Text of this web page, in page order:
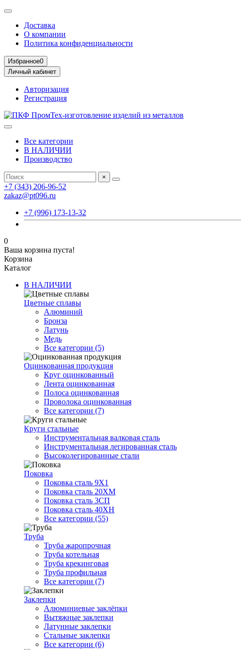
Доставка
О компании
Политика конфиденциальности
Избранное0
Личный кабинет
Авторизация
Регистрация
Все категории
В НАЛИЧИИ
Производство
×
+7 (343) 206-96-52
zakaz@pt096.ru
+7 (996) 173-13-32
0
Ваша корзина пуста!
Корзина
Каталог
В НАЛИЧИИ
Цветные сплавы
Алюминий
Бронза
Латунь
Медь
Все категории (5)
Оцинкованная продукция
Круг оцинкованный
Лента оцинкованная
Полоса оцинкованная
Проволока оцинкованная
Все категории (7)
Круги стальные
Инструментальная валковая сталь
Инструментальная легированная сталь
Высоколегированные стали
Поковка
Поковка сталь 9Х1
Поковка сталь 20ХМ
Поковка сталь 3СП
Поковка сталь 40ХН
Все категории (55)
Труба
Труба жаропрочная
Труба котельная
Труба крекинговая
Труба профильная
Все категории (7)
Заклепки
Алюминиевые заклёпки
Вытяжные заклепки
Латунные заклепки
Стальные заклепки
Все категории (6)